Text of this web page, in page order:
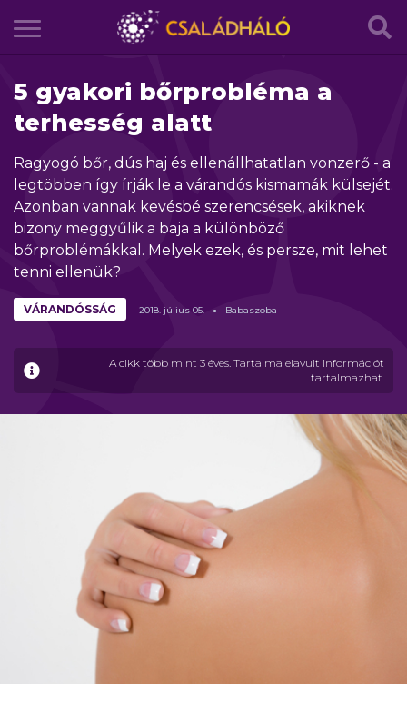
5 gyakori bőrprobléma a
terhesség alatt
Ragyogó bőr, dús haj és ellenállhatatlan vonzerő - a
legtöbben így írják le a várandós kismamák külsejét.
Azonban vannak kevésbé szerencsések, akiknek
bizony meggyűlik a baja a különböző
bőrproblémákkal. Melyek ezek, és persze, mit lehet
tenni ellenük?
A cikk több mint 3 éves. Tartalma elavult információt
tartalmazhat.
VÁRANDÓSSÁG 2018. július 05. Babaszoba